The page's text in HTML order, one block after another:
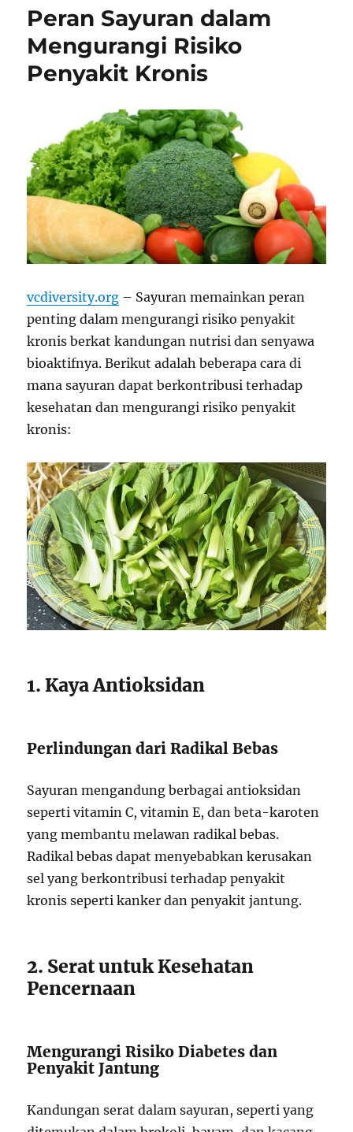
Peran Sayuran dalam
Mengurangi Risiko
Penyakit Kronis
vcdiversity.org – Sayuran memainkan peran
penting dalam mengurangi risiko penyakit
kronis berkat kandungan nutrisi dan senyawa
bioaktifnya. Berikut adalah beberapa cara di
mana sayuran dapat berkontribusi terhadap
kesehatan dan mengurangi risiko penyakit
kronis:
1. Kaya Antioksidan
Perlindungan dari Radikal Bebas
Sayuran mengandung berbagai antioksidan
seperti vitamin C, vitamin E, dan beta-karoten
yang membantu melawan radikal bebas.
Radikal bebas dapat menyebabkan kerusakan
sel yang berkontribusi terhadap penyakit
kronis seperti kanker dan penyakit jantung.
2. Serat untuk Kesehatan
Pencernaan
Mengurangi Risiko Diabetes dan
Penyakit Jantung
Kandungan serat dalam sayuran, seperti yang